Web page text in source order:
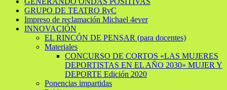
GRUPO DE TEATRO RyC
Impreso de reclamación Michael 4ever
INNOVACIÓN
EL RINCÓN DE PENSAR (para docentes)
Materiales
CONCURSO DE CORTOS «LAS MUJERES
DEPORTISTAS EN EL AÑO 2030» MUJER Y
DEPORTE Edición 2020
Ponencias impartidas